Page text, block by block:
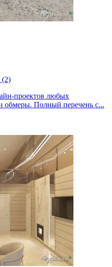
(2)
проектов любых
обмеры. Полный перечень с...